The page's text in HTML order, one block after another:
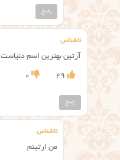
پاسخ
ناشناس
آرتین بهترین اسم دنیاست
29
0
پاسخ
ناشناس
من ارتینم